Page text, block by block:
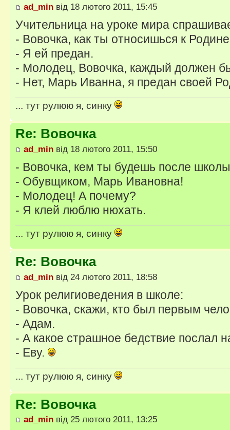
ad_min від 18 лютого 2011, 15:45
Учительница на уроке мира
- Вовочка, как ты относишься к
- Я ей предан.
- Молодец, Вовочка, каждый должен
- Нет, Марь Иванна, я предан своей
... тут рулюю я, синку
Re: Вовочка
ad_min від 18 лютого 2011, 15:50
- Вовочка, кем ты будешь после
- Обувщиком, Марь Ивановна!
- Молодец! А почему?
- Я клей люблю нюхать.
... тут рулюю я, синку
Re: Вовочка
ad_min від 24 лютого 2011, 18:58
Урок религиоведения в школе:
- Вовочка, скажи, кто был первым
- Адам.
- А какое страшное бедствие послал
- Еву.
... тут рулюю я, синку
Re: Вовочка
ad_min від 25 лютого 2011, 13:25